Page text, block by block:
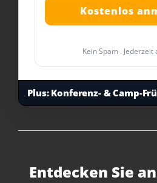
Kein Spam .
Plus:Konferenz- & Camp-
Entdecken Sie